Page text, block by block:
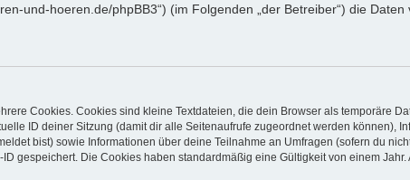
und-hoeren.de/phpBB3“) (im Folgenden „der Betreiber“) die
Cookies. Cookies sind kleine Textdateien, die dein Browser als temporäre
ID deiner Sitzung (damit dir alle Seitenaufrufe zugeordnet werden können),
bist) sowie Informationen über deine Teilnahme an Umfragen (sofern du
gespeichert. Die Cookies haben standardmäßig eine Gültigkeit von einem